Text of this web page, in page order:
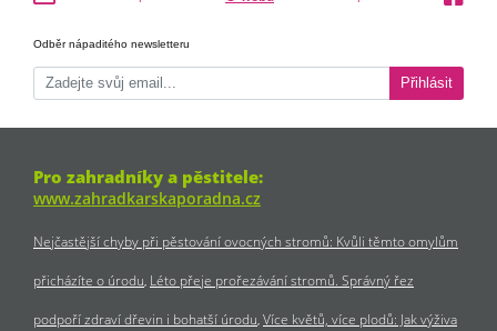
Odběr nápaditého newsletteru
Přihlásit
Pro zahradníky a pěstitele:
www.zahradkarskaporadna.cz
Nejčastější chyby při pěstování ovocných stromů: Kvůli těmto omylům
přicházíte o úrodu Léto přeje prořezávání stromů. Správný řez
podpoří zdraví dřevin i bohatší úrodu Více květů, více plodů: Jak výživa